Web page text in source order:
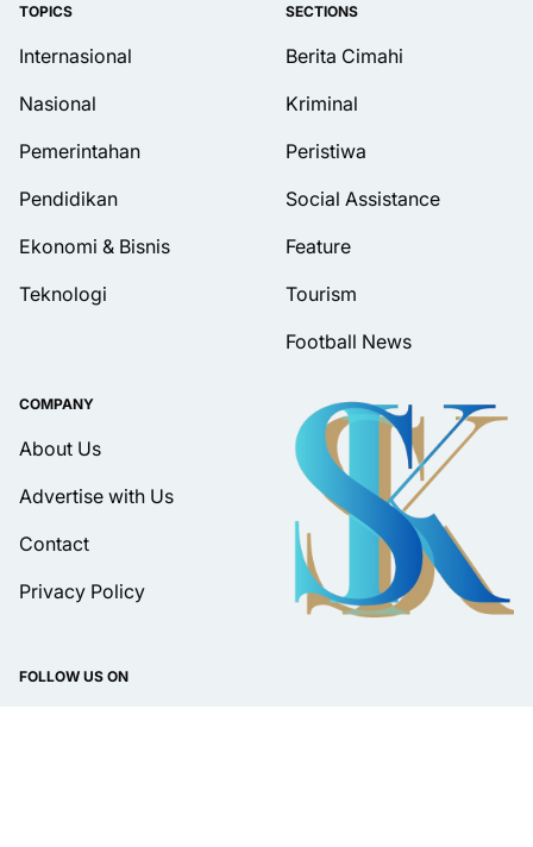
TOPICS
Internasional
Nasional
Pemerintahan
Pendidikan
Ekonomi & Bisnis
Teknologi
SECTIONS
Berita Cimahi
Kriminal
Peristiwa
Social Assistance
Feature
Tourism
Football News
COMPANY
About Us
Advertise with Us
Contact
Privacy Policy
FOLLOW US ON